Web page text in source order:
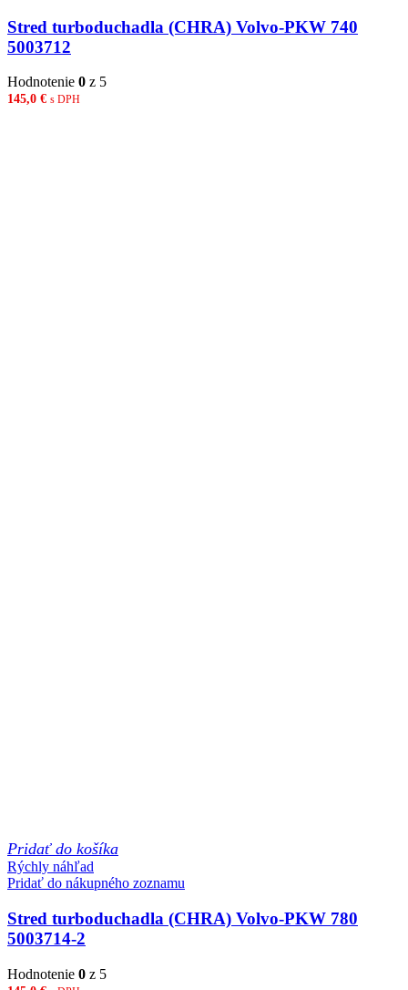
Stred turboduchadla (CHRA) Volvo-PKW 740
5003712
Hodnotenie 0 z 5
145,0 € s DPH
Pridať do košíka
Rýchly náhľad
Pridať do nákupného zoznamu
Stred turboduchadla (CHRA) Volvo-PKW 780
5003714-2
Hodnotenie 0 z 5